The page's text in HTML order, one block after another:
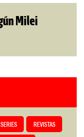
Milei
SERIES REVISTAS